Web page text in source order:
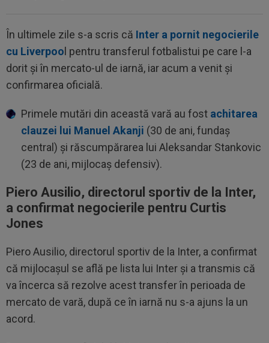
În ultimele zile s-a scris că Inter a pornit negocierile
cu Liverpool pentru transferul fotbalistui pe care l-a
dorit și în mercato-ul de iarnă, iar acum a venit și
confirmarea oficială.
Primele mutări din această vară au fost achitarea
clauzei lui Manuel Akanji (30 de ani, fundaș
central) și răscumpărarea lui Aleksandar Stankovic
(23 de ani, mijlocaș defensiv).
Piero Ausilio, directorul sportiv de la Inter,
a confirmat negocierile pentru Curtis
Jones
Piero Ausilio, directorul sportiv de la Inter, a confirmat
că mijlocașul se află pe lista lui Inter și a transmis că
va încerca să rezolve acest transfer în perioada de
mercato de vară, după ce în iarnă nu s-a ajuns la un
acord.